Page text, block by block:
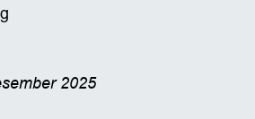
2025